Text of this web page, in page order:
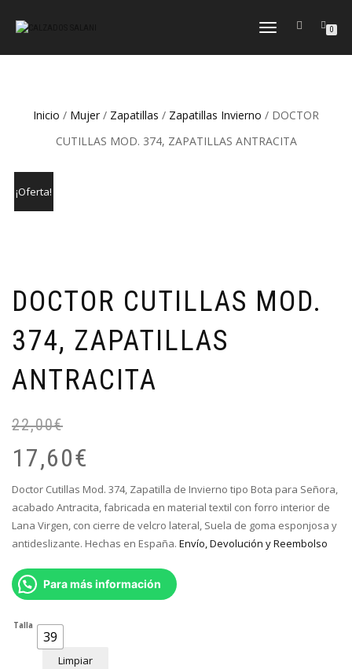
CAMBIAR
0
Inicio / Mujer / Zapatillas / Zapatillas Invierno / DOCTOR
CUTILLAS MOD. 374, ZAPATILLAS ANTRACITA
¡Oferta!
DOCTOR CUTILLAS MOD.
374, ZAPATILLAS
ANTRACITA
22,00€
17,60€
Doctor Cutillas Mod. 374, Zapatilla de Invierno tipo Bota para Señora,
acabado Antracita, fabricada en material textil con forro interior de
Lana Virgen, con cierre de velcro lateral, Suela de goma esponjosa y
antideslizante. Hechas en España. Envío, Devolución y Reembolso
Para más información
Talla
39
Limpiar